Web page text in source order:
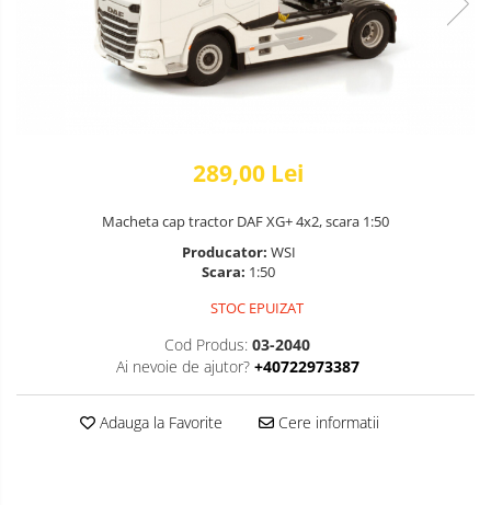
289,00 Lei
Macheta cap tractor DAF XG+ 4x2, scara 1:50
Producator: WSI
Scara: 1:50
STOC EPUIZAT
Cod Produs: 03-2040
Ai nevoie de ajutor? +40722973387
Adauga la Favorite Cere informatii